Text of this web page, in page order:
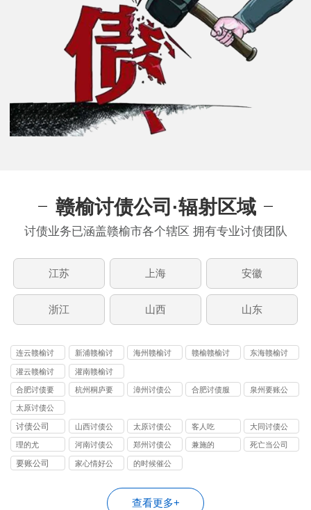
赣榆讨债公司·辐射区域
讨债业务已涵盖赣榆市各个辖区 拥有专业讨债团队
江苏 上海 安徽
浙江 山西 山东
连云赣榆讨
债公司
新浦赣榆讨
债公司
海州赣榆讨
赣榆赣榆讨
东海赣榆讨
灌云赣榆讨
债公司
灌南赣榆讨
债公司
合肥讨债要
账公司
杭州桐庐要
漳州讨债公
合肥讨债服
泉州要账公
太原讨债公
司
讨债公司
山西讨债公
司
太原讨债公
司
客人吃
大同讨债公
司
理的尤
河南讨债公
司
郑州讨债公
司
兼施的 死亡当公司
要账公司
家心情好公
的时候催公
查看更多+